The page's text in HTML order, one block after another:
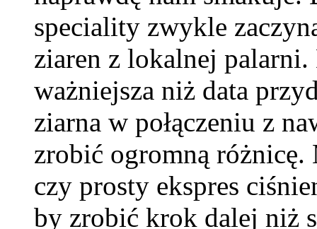
speciality zwykle
ziaren z lokalnej palarni.
ważniejsza niż data
ziarna w połączeniu z
zrobić ogromną różnicę.
czy prosty ekspres
by zrobić krok dalej niż